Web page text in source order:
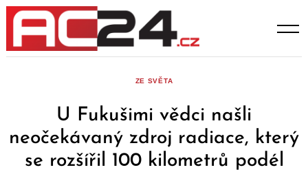
Skip
content
ZE SVĚTA
U Fukušimi vědci našli
neočekávaný zdroj radiace, který
se rozšířil 100 kilometrů podél